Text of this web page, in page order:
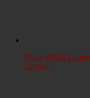
Rock’n’Roll
Jahren